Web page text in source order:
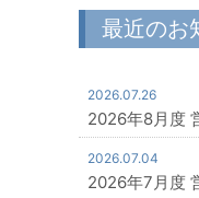
最近のお
2026.07.26
2026年8月度
2026.07.04
2026年7月度